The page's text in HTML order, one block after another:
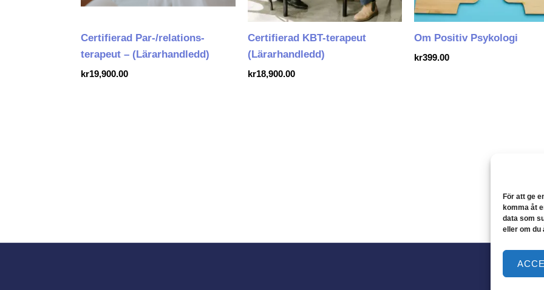
För att ge
komma åt
data som
eller om du
Certifierad Par-/relations-
terapeut – (Lärarhandledd)
kr19,900.00
Certifierad KBT-terapeut
(Lärarhandledd)
kr18,900.00
Om Positiv Psykologi
kr399.00